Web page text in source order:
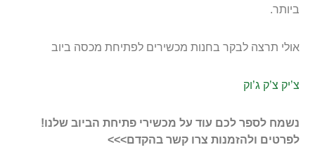
ביותר.
אולי תרצה לבקר בחנות מכשירים לפתיחת מכסה ביוב
צ’יק צ’ק ג’וק
נשמח לספר לכם עוד על מכשירי פתיחת הביוב שלנו!
לפרטים ולהזמנות צרו קשר בהקדם>>>